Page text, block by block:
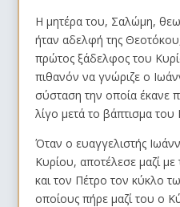
Η μητέρα του, Σαλώμη,
ήταν αδελφή της
πρώτος ξάδελφος του
πιθανόν να γνώριζε ο
σύσταση την οποία έκανε
λίγο μετά το βάπτισμα του
Όταν ο ευαγγελιστής
Κυρίου, αποτέλεσε μαζί
και τον Πέτρο τον κύκλο
οποίους πήρε μαζί του ο